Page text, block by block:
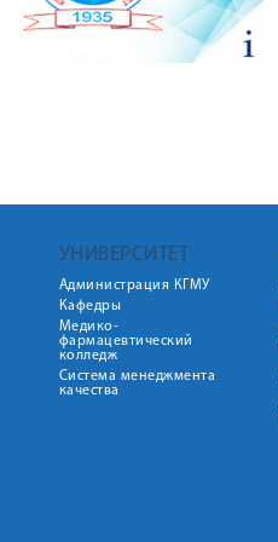
УНИВЕРСИТЕТ
Администрация КГМУ
Кафедры
Медико-
фармацевтический
колледж
Система менеджмента
качества